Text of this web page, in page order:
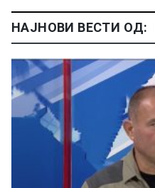
НАЈНОВИ ВЕСТИ ОД: